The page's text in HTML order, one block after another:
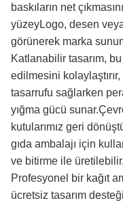
baskıların net
yüzeyLogo, desen
görünerek marka
Katlanabilir tasarım,
edilmesini
tasarrufu sağlarken
yığma gücü
kutularımız geri
gıda ambalajı için
ve bitirme ile üretilebilir.
Profesyonel bir kağıt
ücretsiz tasarım